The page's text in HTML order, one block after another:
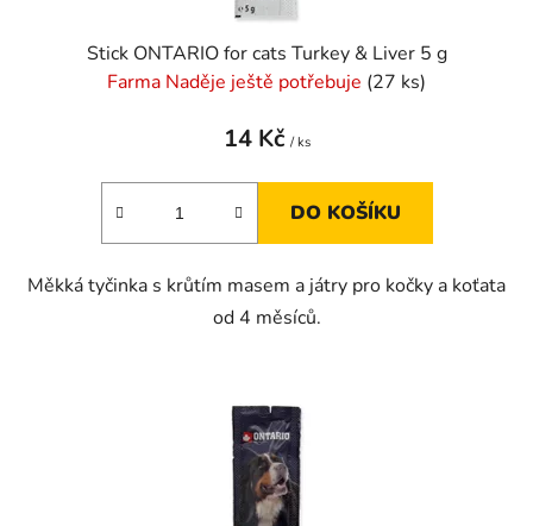
Stick ONTARIO for cats Turkey & Liver 5 g
Farma Naděje ještě potřebuje (27 ks)
14 Kč / ks
DO KOŠÍKU
Měkká tyčinka s krůtím masem a játry pro kočky a koťata
od 4 měsíců.